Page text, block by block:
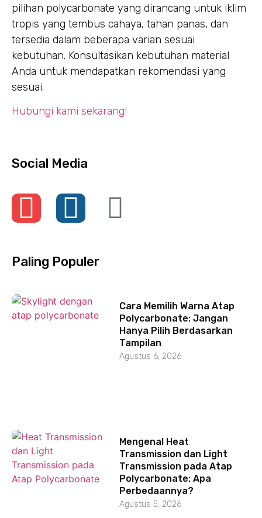
pilihan polycarbonate yang dirancang untuk iklim
tropis yang tembus cahaya, tahan panas, dan
tersedia dalam beberapa varian sesuai
kebutuhan. Konsultasikan kebutuhan material
Anda untuk mendapatkan rekomendasi yang
sesuai.
Hubungi kami sekarang!
Social Media
Paling Populer
Cara Memilih Warna Atap
Polycarbonate: Jangan
Hanya Pilih Berdasarkan
Tampilan
Agustus 6, 2026
Mengenal Heat
Transmission dan Light
Transmission pada Atap
Polycarbonate: Apa
Perbedaannya?
Agustus 5, 2026